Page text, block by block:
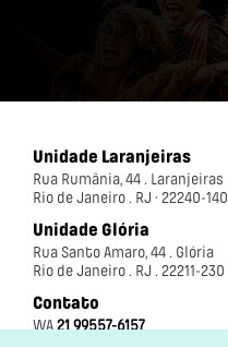
Unidade Laranjeiras
Rua Rumânia, 44 . Laranjeiras
Rio de Janeiro . RJ · 22240-140
Unidade Glória
Rua Santo Amaro, 44 . Glória
Rio de Janeiro . RJ . 22211-230
Contato
WA 21 99557-6157